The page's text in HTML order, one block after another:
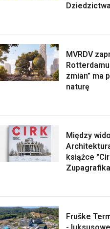
MVRDV
zmian” ma
naturę
Między
książce
Zupagrafika
Fruške